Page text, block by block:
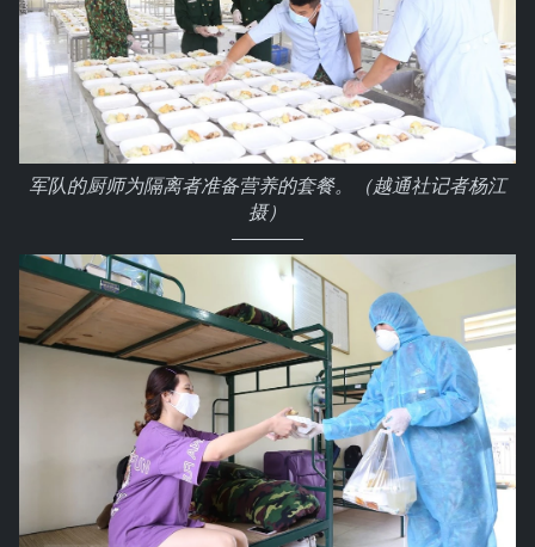
军队的厨师为隔离者准备营养的套餐。（越通社记者杨江
摄）